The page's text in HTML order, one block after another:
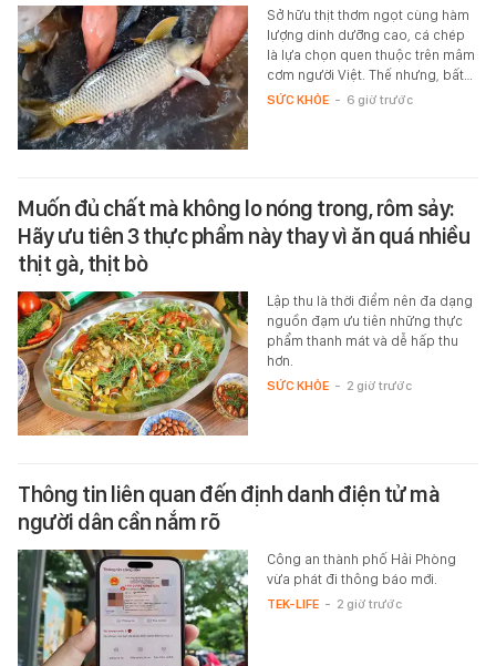
Sở hữu thịt thơm ngọt cùng hàm
lượng dinh dưỡng cao, cá chép
là lựa chọn quen thuộc trên mâm
cơm người Việt. Thế nhưng, bất…
SỨC KHỎE - 6 giờ trước
Muốn đủ chất mà không lo nóng trong, rôm sảy:
Hãy ưu tiên 3 thực phẩm này thay vì ăn quá nhiều
thịt gà, thịt bò
Lập thu là thời điểm nên đa dạng
nguồn đạm ưu tiên những thực
phẩm thanh mát và dễ hấp thu
hơn.
SỨC KHỎE - 2 giờ trước
Thông tin liên quan đến định danh điện tử mà
người dân cần nắm rõ
Công an thành phố Hải Phòng
vừa phát đi thông báo mới.
TEK-LIFE - 2 giờ trước